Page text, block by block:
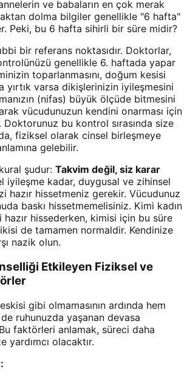
ve babaların en çok merak
dolma bilgiler genellikle "6 hafta"
Peki, bu 6 hafta sihirli bir süre midir?
bir referans noktasıdır. Doktorlar,
genellikle 6. haftada yapar
toparlanmasını, doğum kesisi
varsa dikişlerinizin iyileşmesini
(nifas) büyük ölçüde bitmesini
vücudunuzun kendini onarması için
bu kontrol sırasında size
fiziksel olarak cinsel birleşmeye
gelebilir.
şudur: Takvim değil, siz karar
iyileşme kadar, duygusal ve zihinsel
hazır hissetmeniz gerekir. Vücudunuz
baskı hissetmemelisiniz. Kimi kadın
hissederken, kimisi için bu süre
de tamamen normaldir. Kendinize
nazik olun.
Etkileyen Fiziksel ve
gibi olmamasının ardında hem
ruhunuzda yaşanan devasa
faktörleri anlamak, süreci daha
yardımcı olacaktır.